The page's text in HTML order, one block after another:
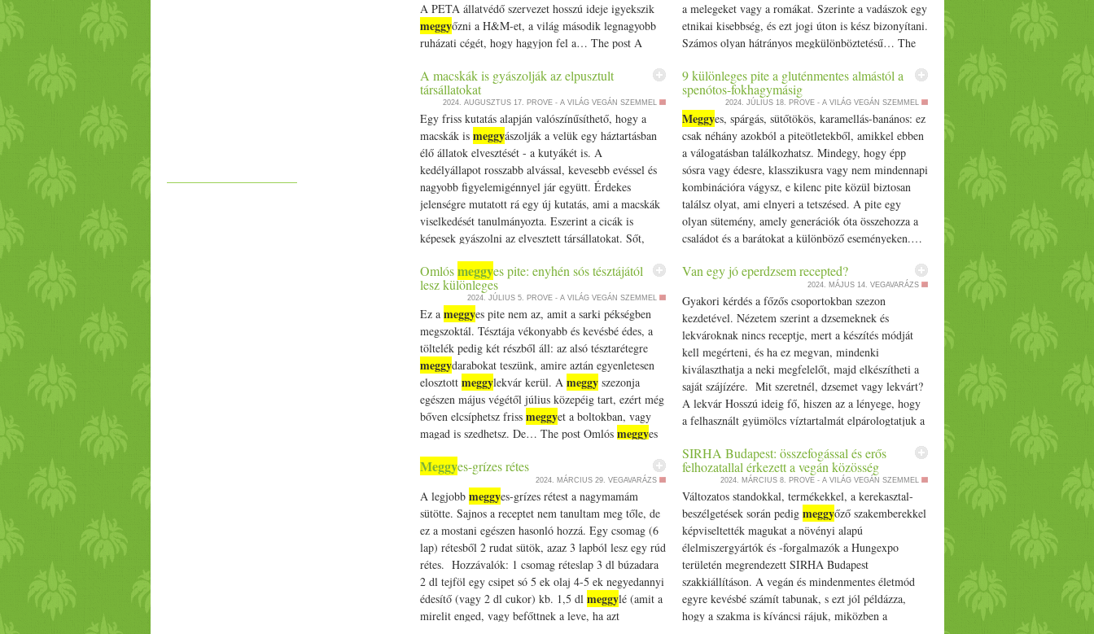
A PETA állatvédő szervezet hosszú ideje igyekszik
meggyőzni a H&M-et, a világ második legnagyobb
ruházati cégét, hogy hagyjon fel a… The post A
tollat és pelyhet appeared first on Prove.hu.
A macskák is gyászolják az elpusztult
társállatokat
2024. AUGUSZTUS 17. PROVE - A VILÁG VEGÁN SZEMMEL
Egy friss kutatás alapján valószínűsíthető, hogy a
macskák is meggyászolják a velük egy háztartásban
élő állatok elvesztését - a kutyákét is. A
kedélyállapot rosszabb alvással, kevesebb evéssel és
nagyobb figyelemigénnyel jár együtt. Érdekes
jelenségre mutatott rá egy új kutatás, ami a macskák
viselkedését tanulmányozta. Eszerint a cicák is
képesek gyászolni az elvesztett társállatokat. Sőt,
elpusztult társállatokat appeared first on Prove.hu.
Omlósmeggyes pite: enyhén sós tésztájától
lesz különleges
2024. JÚLIUS 5. PROVE - A VILÁG VEGÁN SZEMMEL
Ez a meggyes pite nem az, amit a sarki pékségben
megszoktál. Tésztája vékonyabb és kevésbé édes, a
töltelék pedig két részből áll: az alsó tésztarétegre
meggydarabokat teszünk, amire aztán egyenletesen
elosztott meggylekvár kerül. A meggyszezonja
egészen május végétől július közepéig tart, ezért még
bőven elcsíphetsz friss meggyet a boltokban, vagy
magad is szedhetsz. De… The post Omlós meggyes
first on Prove.hu.
Meggyes-grízes rétes
2024. MÁRCIUS 29. VEGAVARÁZS
A legjobb meggyes-grízes rétest a nagymamám
sütötte. Sajnos a receptet nem tanultam meg tőle, de
ez a mostani egészen hasonló hozzá. Egy csomag (6
lap) rétesből 2 rudat sütök, azaz 3 lapból lesz egy rúd
rétes. Hozzávalók: 1 csomag réteslap 3 dl búzadara
2 dl tejföl egy csipet só 5 ek olaj 4-5 ek negyedannyi
édesítő (vagy 2 dl cukor) kb. 1,5 dl meggylé (amit a
mirelit enged, vagy befőttnek a leve, ha azt
a melegeket vagy a romákat. Szerinte a vadászok egy
etnikai kisebbség, és ezt jogi úton is kész bizonyítani.
Számos olyan hátrányos megkülönböztetésű… The
vadászokat egy brit vadásztársaság szerint appeared
first on Prove.hu.
9 különleges pite a gluténmentes almástól a
spenótos-fokhagymásig
2024. JÚLIUS 18. PROVE - A VILÁG VEGÁN SZEMMEL
Meggyes, spárgás, sütőtökös, karamellás-banános: ez
csak néhány azokból a piteötletekből, amikkel ebben
a válogatásban találkozhatsz. Mindegy, hogy épp
sósra vagy édesre, klasszikusra vagy nem mindennapi
kombinációra vágysz, e kilenc pite közül biztosan
találsz olyat, ami elnyeri a tetszésed. A pite egy
olyan sütemény, amely generációk óta összehozza a
családot és a barátokat a különböző eseményeken.…
spenótos-fokhagymásig appeared first on Prove.hu.
Van egy jó eperdzsem recepted?
2024. MÁJUS 14. VEGAVARÁZS
Gyakori kérdés a főzős csoportokban szezon
kezdetével. Nézetem szerint a dzsemeknek és
lekvároknak nincs receptje, mert a készítés módját
kell megérteni, és ha ez megvan, mindenki
kiválaszthatja a neki megfelelőt, majd elkészítheti a
saját szájízére. Mit szeretnél, dzsemet vagy lekvárt?
A lekvár Hosszú ideig fő, hiszen az a lényege, hogy
a felhasznált gyümölcs víztartalmát elpárologtatjuk a
dzsemnek, viszont a végeredmény kisebb mennyiség
lesz. Egész gyümölcsből vagy nagyobbra vágott
gyümölcsből készül, így maradhatnak benne
gyümölcsdarabok. A tennivalód egyszerű: a
megmosott, megtisztított gyümölcsöt lábosba rakod
és lass tűzön, kevergetve addig főzöd, amíg a kívánt
sűrűséget eléri. Tartósításához hőkezelésre van
szükség, például száraz dunsztra vagy befőző
automatára. A dzsem Elég rövid ideig főzni,
felforralás után pár percig, hiszen a sűrítéshez
gyümölcspektint vagy dzsemfixet használunk, így
SIRHA Budapest: összefogással és erős
felhozatallal érkezett a vegán közösség
2024. MÁRCIUS 8. PROVE - A VILÁG VEGÁN SZEMMEL
Változatos standokkal, termékekkel, a kerekasztal-
beszélgetések során pedig meggyőző szakemberekkel
képviseltették magukat a növényi alapú
élelmiszergyártók és -forgalmazók a Hungexpo
területén megrendezett SIRHA Budapest
szakkiállításon. A vegán és mindenmentes életmód
egyre kevésbé számít tabunak, s ezt jól példázza,
hogy a szakma is kíváncsi rájuk, miközben a